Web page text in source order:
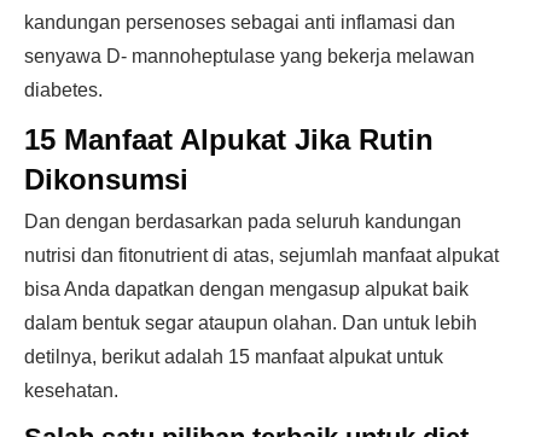
kandungan persenoses sebagai anti inflamasi dan
senyawa D- mannoheptulase yang bekerja melawan
diabetes.
15 Manfaat Alpukat Jika Rutin
Dikonsumsi
Dan dengan berdasarkan pada seluruh kandungan
nutrisi dan fitonutrient di atas, sejumlah manfaat alpukat
bisa Anda dapatkan dengan mengasup alpukat baik
dalam bentuk segar ataupun olahan. Dan untuk lebih
detilnya, berikut adalah 15 manfaat alpukat untuk
kesehatan.